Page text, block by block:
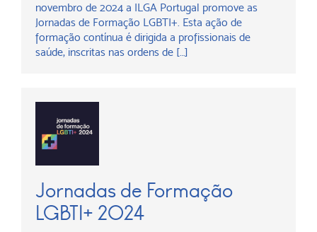
novembro de 2024 a ILGA Portugal promove as
Jornadas de Formação LGBTI+. Esta ação de
formação contínua é dirigida a profissionais de
saúde, inscritas nas ordens de […]
Jornadas de Formação
LGBTI+ 2024